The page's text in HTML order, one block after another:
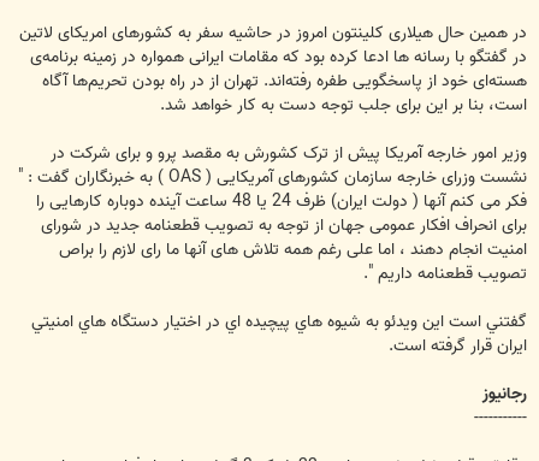
در همین حال هیلاری کلینتون امروز در حاشیه سفر به کشورهای امریکای لاتین
در گفتگو با رسانه ها ادعا کرده بود که مقامات ایرانی همواره در زمینه‌ برنامه‌ی
هسته‌ای خود از پاسخگویی طفره رفته‌اند. تهران از در راه بودن تحریم‌ها آگاه
است، بنا بر این برای جلب توجه دست به کار خواهد شد.
وزیر امور خارجه آمریکا پیش از ترک کشورش به مقصد پرو و برای شرکت در
نشست وزرای خارجه سازمان کشورهای آمریکایی ( OAS ) به خبرنگاران گفت : "
فکر می کنم آنها ( دولت ایران) ظرف 24 یا 48 ساعت آینده دوباره کارهایی را
برای انحراف افکار عمومی جهان از توجه به تصویب قطعنامه جدید در شورای
امنیت انجام دهند ، اما علی رغم همه تلاش های آنها ما رای لازم را براص
تصویب قطعنامه داریم ".
گفتني است اين ويدئو به شيوه هاي پيچيده اي در اختيار دستگاه هاي امنيتي
ايران قرار گرفته است.
رجانیوز
-----------